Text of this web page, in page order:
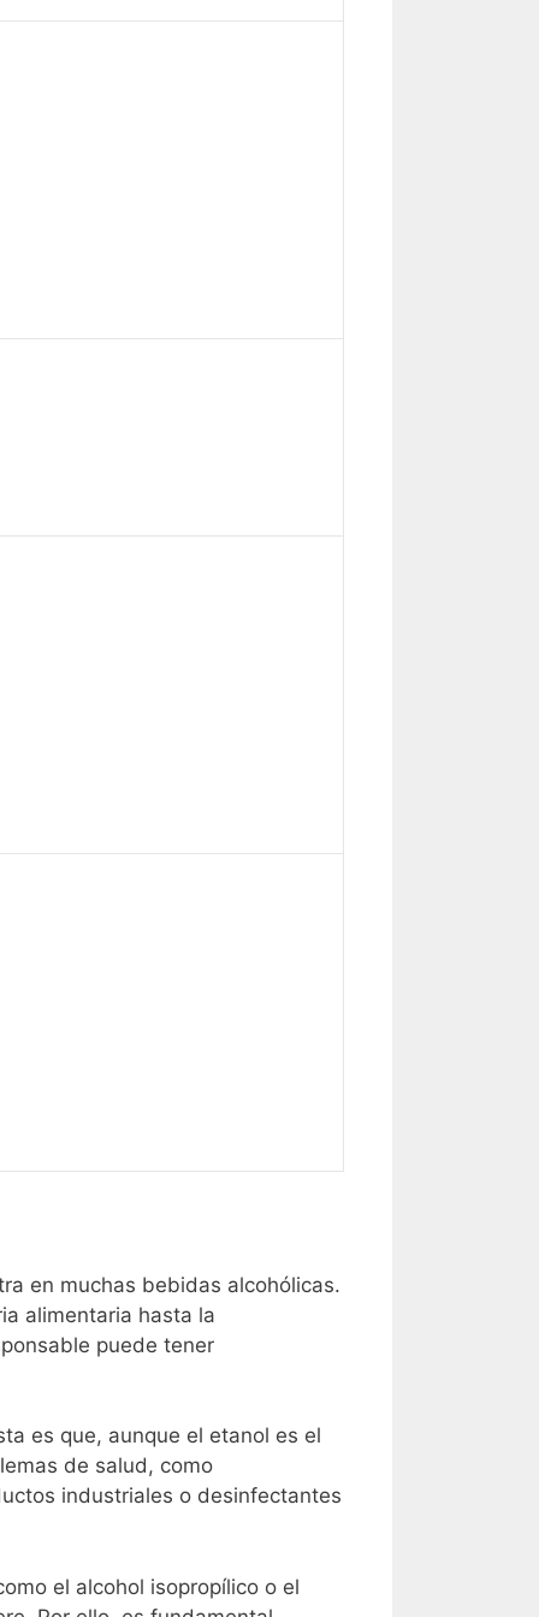
en muchas bebidas alcohólicas.
alimentaria hasta la
puede tener
es que, aunque el etanol es el
de salud, como
industriales o desinfectantes
el alcohol isopropílico o el